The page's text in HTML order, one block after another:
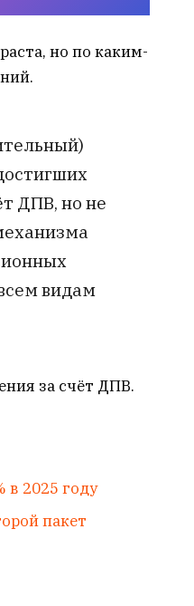
но по каким-
ДПВ, но не
видам
за счёт ДПВ.
в 2025 году
пакет